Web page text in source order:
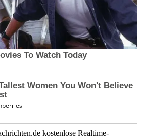
kostenlose Realtime-